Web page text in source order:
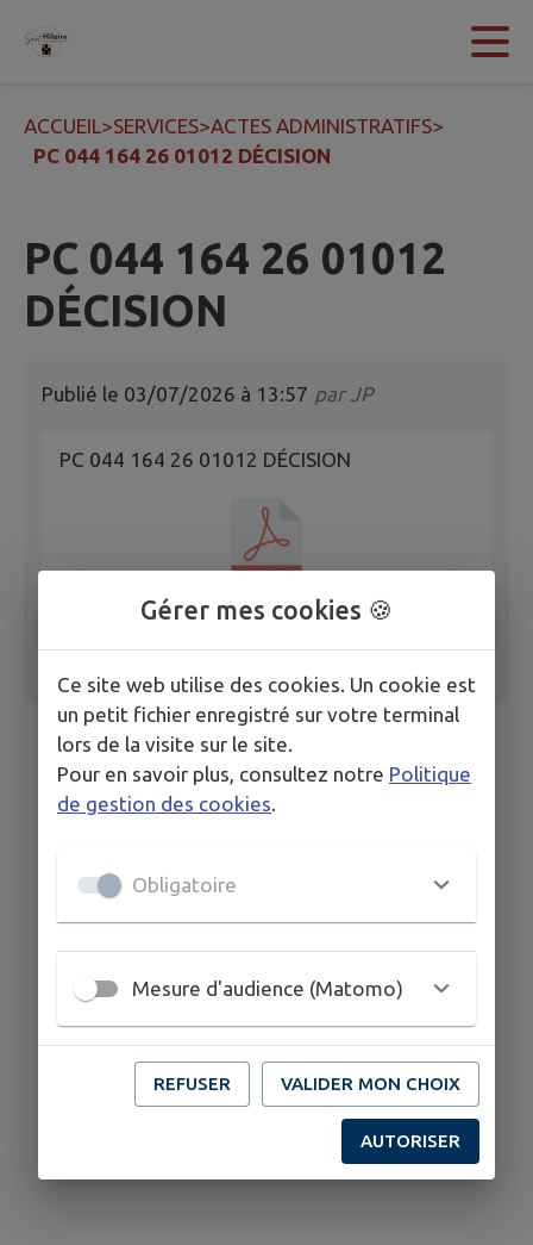
Contenu
ACCUEIL>SERVICES>ACTES ADMINISTRATIFS>
PC 044 164 26 01012 DÉCISION
PC 044 164 26 01012
DÉCISION
Publié le 03/07/2026 à 13:57 parJP
PC 044 164 26 01012 DÉCISION
Gérer mes cookies 🍪
Ce site web utilise des cookies. Un cookie est
un petit fichier enregistré sur votre terminal
lors de la visite sur le site.
Pour en savoir plus, consultez notre Politique
de gestion des cookies
Obligatoire
Mesure d'audience (Matomo)
REFUSER VALIDER MON CHOIX
AUTORISER